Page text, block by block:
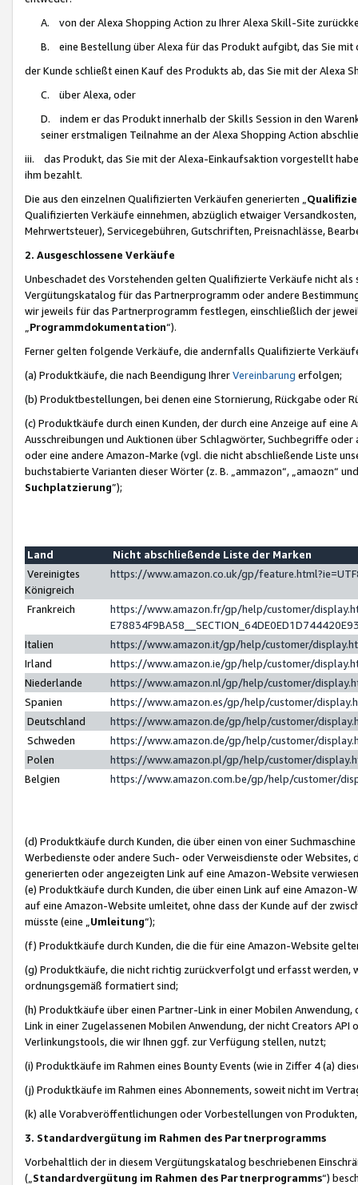
A. von der Alexa Shopping Action zu Ihrer Alexa Skill-Site
B. eine Bestellung über Alexa für das Produkt aufgibt, das Sie mit
der Kunde schließt einen Kauf des Produkts ab, das Sie mit der Alexa
C. über Alexa, oder
D. indem er das Produkt innerhalb der Skills Session in den
seiner erstmaligen Teilnahme an der Alexa Shopping Action
iii. das Produkt, das Sie mit der Alexa-Einkaufsaktion vorgestellt
ihm bezahlt.
Die aus den einzelnen Qualifizierten Verkäufen generierten „
Qualifizierten Verkäufe einnehmen, abzüglich etwaiger
Mehrwertsteuer), Servicegebühren, Gutschriften, Preisnachlässe,
2. Ausgeschlossene Verkäufe
Unbeschadet des Vorstehenden gelten Qualifizierte Verkäufe nicht
Vergütungskatalog für das Partnerprogramm oder andere
wir jeweils für das Partnerprogramm festlegen, einschließlich der
Programmdokumentation“).
Ferner gelten folgende Verkäufe, die andernfalls Qualifizierte
(a) Produktkäufe, die nach Beendigung IhrerVereinbarung erfolgen;
(b) Produktbestellungen, bei denen eine Stornierung, Rückgabe oder
(c) Produktkäufe durch einen Kunden, der durch eine Anzeige auf
Ausschreibungen und Auktionen über Schlagwörter, Suchbegriffe
oder eine andere Amazon-Marke (vgl. die nicht abschließende Liste
buchstabierte Varianten dieser Wörter (z. B. „ammazon“, „amaozn“
Suchplatzierung”);
Land
Nicht abschließende Liste der Marken
Vereinigtes
Königreich
https://www.amazon.co.uk/gp/
Frankreich
https://www.amazon.fr/gp/help/customer/
Italien
https://www.amazon.it/gp/help/customer/
Irland
https://www.amazon.ie/gp/help/customer/
Niederlande
https://www.amazon.nl/gp/help/customer/
Spanien
https://www.amazon.es/gp/help/customer/
Deutschland
https://www.amazon.de/gp/help/customer/
Schweden
https://www.amazon.de/gp/help/customer/
Polen
https://www.amazon.pl/gp/help/customer/
Belgien
https://www.amazon.com.be/gp/help/customer/
(d) Produktkäufe durch Kunden, die über einen von einer
Werbedienste oder andere Such- oder Verweisdienste oder Websites,
generierten oder angezeigten Link auf eine Amazon-Website
(e) Produktkäufe durch Kunden, die über einen Link auf eine
auf eine Amazon-Website umleitet, ohne dass der Kunde auf der
müsste (eine „ Umleitung“);
(f) Produktkäufe durch Kunden, die die für eine Amazon-Website
(g) Produktkäufe, die nicht richtig zurückverfolgt und erfasst werden,
ordnungsgemäß formatiert sind;
(h) Produktkäufe über einen Partner-Link in einer Mobilen
Link in einer Zugelassenen Mobilen Anwendung, der nicht Creators
Verlinkungstools, die wir Ihnen ggf. zur Verfügung stellen, nutzt;
(i) Produktkäufe im Rahmen eines Bounty Events (wie in Ziffer 4 (a)
(j) Produktkäufe im Rahmen eines Abonnements, soweit nicht im
(k) alle Vorabveröffentlichungen oder Vorbestellungen von
3. Standardvergütung im Rahmen des Partnerprogramms
Vorbehaltlich der in diesem Vergütungskatalog beschriebenen
(„ Standardvergütung im Rahmen des Partnerprogramms“)